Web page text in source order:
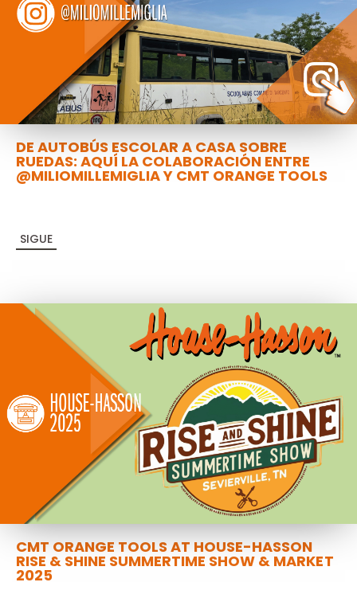
DE AUTOBÚS ESCOLAR A CASA SOBRE
RUEDAS: AQUÍ LA COLABORACIÓN ENTRE
@MILIOMILLEMIGLIA Y CMT ORANGE TOOLS
SIGUE
CMT ORANGE TOOLS AT HOUSE-HASSON
RISE & SHINE SUMMERTIME SHOW & MARKET
2025